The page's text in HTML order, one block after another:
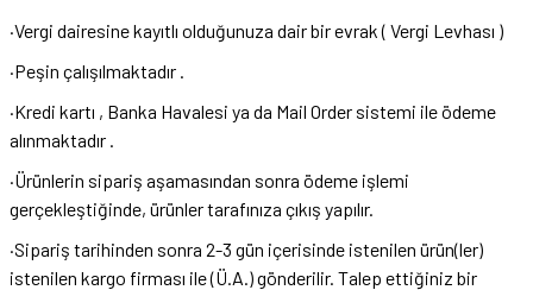
·Vergi dairesine kayıtlı olduğunuza dair bir evrak ( Vergi Levhası )
·Peşin çalışılmaktadır .
·Kredi kartı , Banka Havalesi ya da Mail Order sistemi ile ödeme
alınmaktadır .
·Ürünlerin sipariş aşamasından sonra ödeme işlemi
gerçekleştiğinde, ürünler tarafınıza çıkış yapılır.
·Sipariş tarihinden sonra 2-3 gün içerisinde istenilen ürün(ler)
istenilen kargo firması ile (Ü.A.) gönderilir. Talep ettiğiniz bir